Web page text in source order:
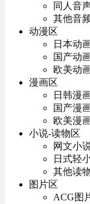
同人音
其他音
动漫区
日本动
国产动
欧美动
漫画区
日韩漫
国产漫
欧美漫
小说-读物区
网文小
日式轻
其他读
图片区
ACG图